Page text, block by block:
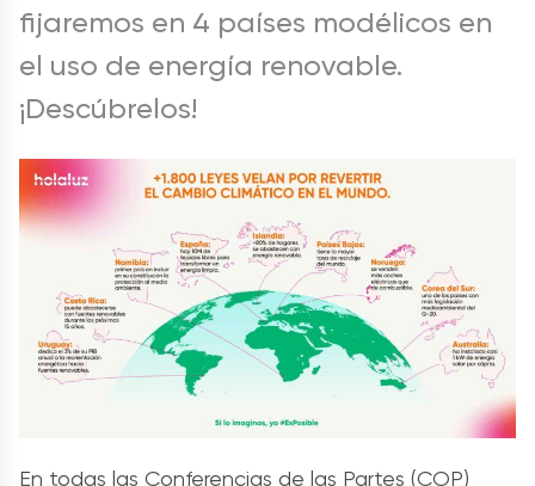
fijaremos en 4 países modélicos en
el uso de energía renovable.
¡Descúbrelos!
En todas las Conferencias de las Partes (COP)